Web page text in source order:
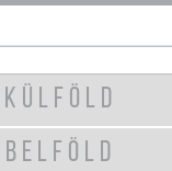
KÜLFÖLD
BELFÖLD